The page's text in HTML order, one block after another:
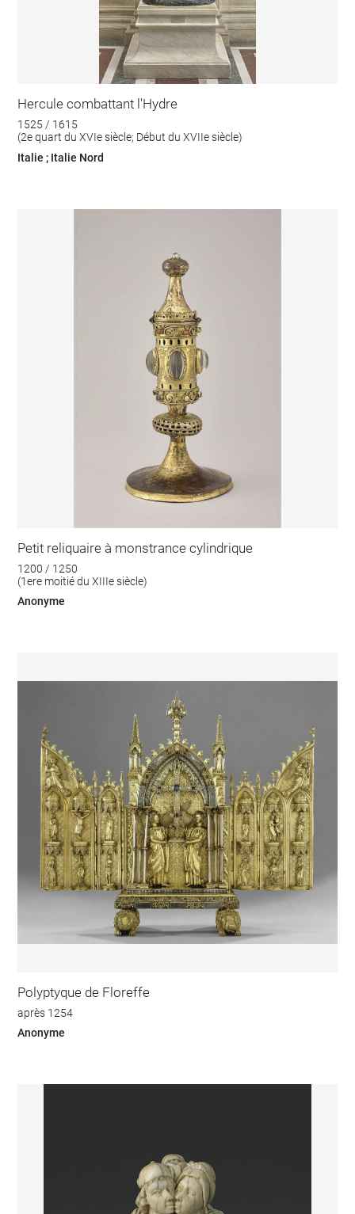
Hercule combattant l'Hydre
1525 / 1615
(2e quart du XVIe siècle; Début du XVIIe siècle)
Italie ; Italie Nord
Petit reliquaire à monstrance cylindrique
1200 / 1250
(1ere moitié du XIIIe siècle)
Anonyme
Polyptyque de Floreffe
après 1254
Anonyme